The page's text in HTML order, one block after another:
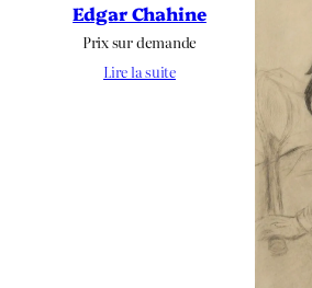
Edgar Chahine
Prix sur demande
Lire la suite